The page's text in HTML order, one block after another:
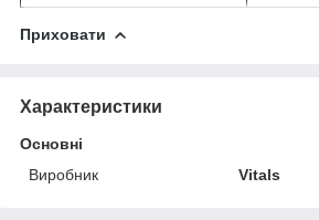
Приховати
Характеристики
Основні
Виробник
Vitals